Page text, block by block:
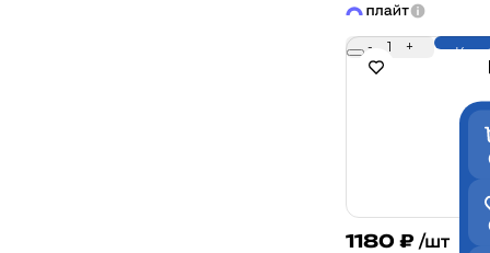
- 1 +
1180 ₽ /шт